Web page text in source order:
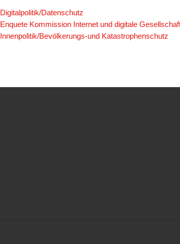
Digitalpolitik/Datenschutz
Enquete Kommission Internet und digitale
Innenpolitik/Bevölkerungs-und Katastrophenschutz